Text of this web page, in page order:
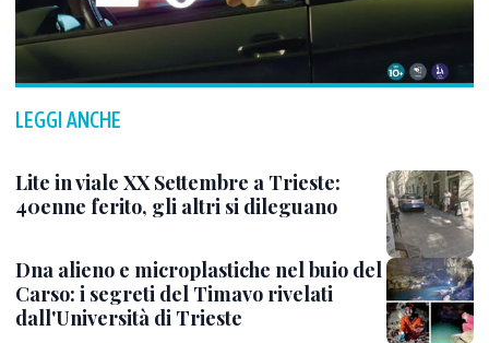
LEGGI ANCHE
Lite in viale XX Settembre a Trieste:
40enne ferito, gli altri si dileguano
Dna alieno e microplastiche nel buio del
Carso: i segreti del Timavo rivelati
dall'Università di Trieste